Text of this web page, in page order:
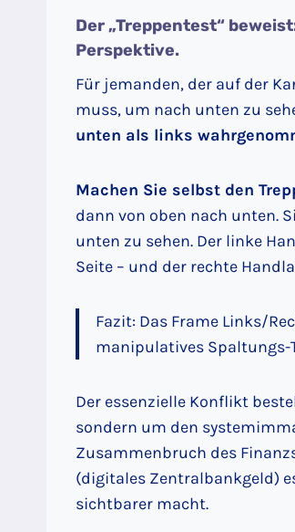
Der „Treppentest“
Perspektive.
Für jemanden, der auf der
muss, um nach unten zu
unten als links
Machen Sie selbst den
dann von oben nach unten.
unten zu sehen. Der linke
Seite – und der rechte
Fazit: Das Frame Links/
manipulatives Spaltungs-
Der essenzielle Konflikt
sondern um den
Zusammenbruch des
(digitales Zentralbankgeld)
sichtbarer macht.